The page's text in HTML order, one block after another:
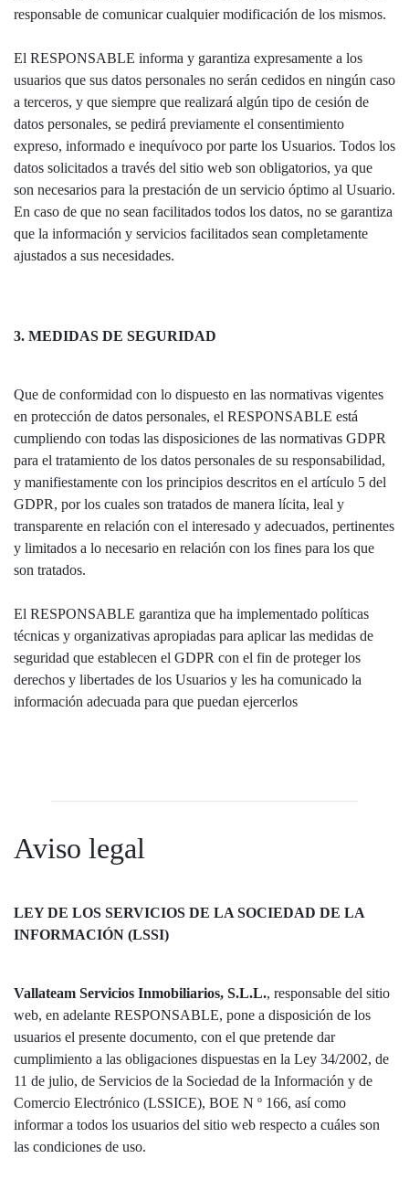
responsable de comunicar cualquier modificación de los mismos.
El RESPONSABLE informa y garantiza expresamente a los
usuarios que sus datos personales no serán cedidos en ningún caso
a terceros, y que siempre que realizará algún tipo de cesión de
datos personales, se pedirá previamente el consentimiento
expreso, informado e inequívoco por parte los Usuarios. Todos los
datos solicitados a través del sitio web son obligatorios, ya que
son necesarios para la prestación de un servicio óptimo al Usuario.
En caso de que no sean facilitados todos los datos, no se garantiza
que la información y servicios facilitados sean completamente
ajustados a sus necesidades.
3. MEDIDAS DE SEGURIDAD
Que de conformidad con lo dispuesto en las normativas vigentes
en protección de datos personales, el RESPONSABLE está
cumpliendo con todas las disposiciones de las normativas GDPR
para el tratamiento de los datos personales de su responsabilidad,
y manifiestamente con los principios descritos en el artículo 5 del
GDPR, por los cuales son tratados de manera lícita, leal y
transparente en relación con el interesado y adecuados, pertinentes
y limitados a lo necesario en relación con los fines para los que
son tratados.
El RESPONSABLE garantiza que ha implementado políticas
técnicas y organizativas apropiadas para aplicar las medidas de
seguridad que establecen el GDPR con el fin de proteger los
derechos y libertades de los Usuarios y les ha comunicado la
información adecuada para que puedan ejercerlos
Aviso legal
LEY DE LOS SERVICIOS DE LA SOCIEDAD DE LA
INFORMACIÓN (LSSI)
Vallateam Servicios Inmobiliarios, S.L.L., responsable del sitio
web, en adelante RESPONSABLE, pone a disposición de los
usuarios el presente documento, con el que pretende dar
cumplimiento a las obligaciones dispuestas en la Ley 34/2002, de
11 de julio, de Servicios de la Sociedad de la Información y de
Comercio Electrónico (LSSICE), BOE N º 166, así como
informar a todos los usuarios del sitio web respecto a cuáles son
las condiciones de uso.